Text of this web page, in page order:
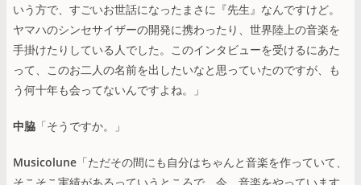
いう方で、すごいお世話になったまさに『先生』なんですけど。
ヤマハのシンセサイザーの開発に携わったり、世界陸上の音楽を
手掛けたりしている人でした。このインタビューを受けるにあた
って、このお二人の名前を出したいなと思っていたのですが、も
う何十年も会ってないんですよね。」
中脇 「そうですか。」
Musicolune 「ただその間にも自分はちゃんと音楽を作っていて、
そこそこ実績があるっていうところで、今、音楽をやっています